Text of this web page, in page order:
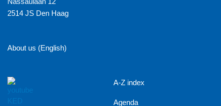
2514 JS Den Haag
About us (English)
A-Z index
Agenda